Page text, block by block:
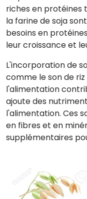
riches en protéines
la farine de soja
besoins en
leur croissance et
L'incorporation de
comme le son de
l'alimentation
ajoute des
l'alimentation. Ces
en fibres et en
supplémentaires